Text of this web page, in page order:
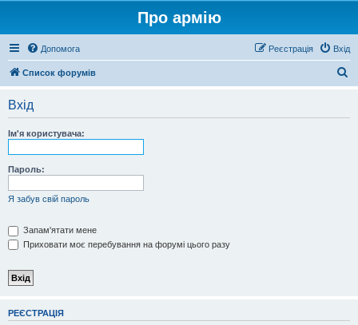
Про армію
Допомога Вхід
Реєстрація
Список форумів
Вхід
Ім'я користувача:
Пароль:
Я забув свій пароль
Запам'ятати мене
Приховати моє перебування на форумі цього разу
РЕЄСТРАЦІЯ